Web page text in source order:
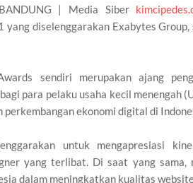
| Media Siber
diselenggarakan Exabytes
sendiri merupakan ajang
para pelaku usaha kecil menengah
perkembangan ekonomi digital di
untuk mengapresiasi
yang terlibat. Di saat yang
dalam meningkatkan kualitas